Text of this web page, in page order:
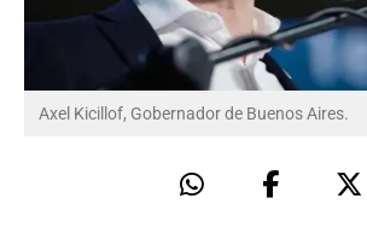
Axel Kicillof, Gobernador de Buenos Aires.